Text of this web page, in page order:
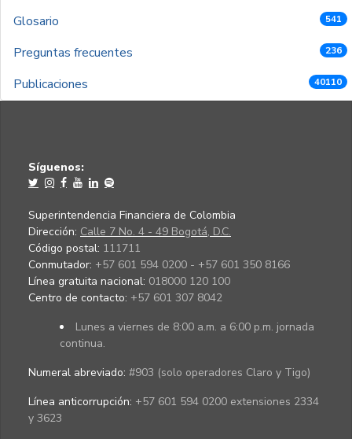
Glosario 541
Preguntas frecuentes 236
Publicaciones 40110
Síguenos:
Superintendencia Financiera de Colombia
Dirección: Calle 7 No. 4 - 49 Bogotá, D.C.
Código postal: 111711
Conmutador: +57 601 594 0200 - +57 601 350 8166
Línea gratuita nacional: 018000 120 100
Centro de contacto: +57 601 307 8042
Lunes a viernes de 8:00 a.m. a 6:00 p.m. jornada
continua.
Numeral abreviado: #903 (solo operadores Claro y Tigo)
Línea anticorrupción: +57 601 594 0200 extensiones 2334
y 3623